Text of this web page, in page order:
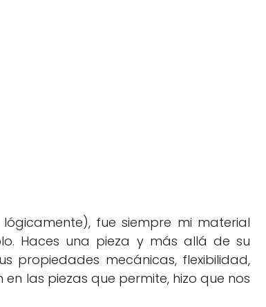
fue siempre mi material
Haces una pieza y más allá de su
propiedades mecánicas, flexibilidad,
las piezas que permite, hizo que nos